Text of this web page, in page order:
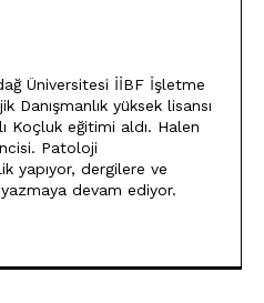
Üniversitesi İİBF İşletme
yüksek lisansı
Koçluk eğitimi aldı. Halen
Patoloji
yapıyor, dergilere ve
devam ediyor.